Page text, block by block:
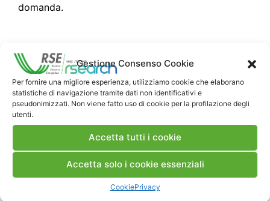
Gestione Consenso Cookie
Per fornire una migliore esperienza, utilizziamo cookie che elaborano
statistiche di navigazione tramite dati non identificativi e
pseudonimizzati. Non viene fatto uso di cookie per la profilazione degli
utenti.
Accetta tutti i cookie
Accetta solo i cookie essenziali
CookiePrivacy
domanda.
Contatti
Note Legali